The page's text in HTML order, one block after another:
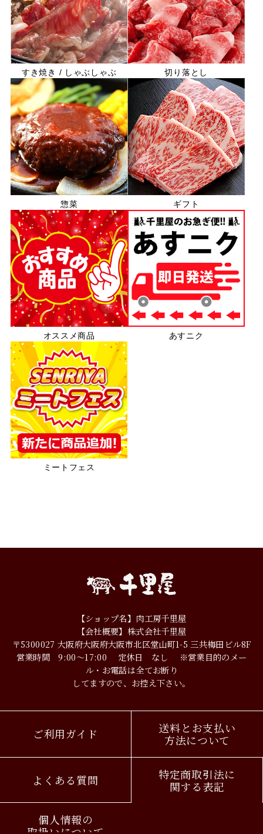
すき焼き / しゃぶしゃぶ 切り落とし
惣菜 ギフト
オススメ商品 あすニク
ミートフェス
【ショップ名】肉工房千里屋
【会社概要】株式会社千里屋
〒5300027 大阪府大阪府大阪市北区堂山町1-5 三共梅田ビル8F
営業時間 9:00～17:00
定休日 なし
※営業目的のメー
ル・お電話は全てお断り
してますので、お控え下さい。
ご利用ガイド
送料とお支払い
方法について
よくある質問
特定商取引法に
関する表記
個人情報の